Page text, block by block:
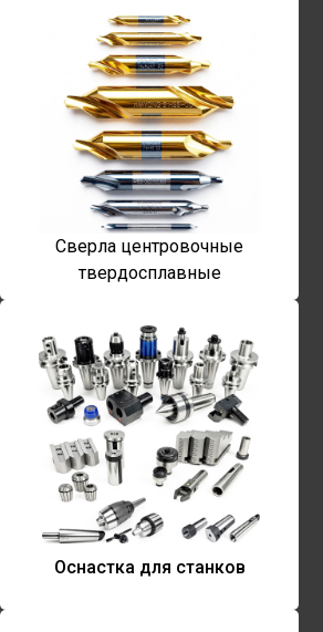
Сверла центровочные
твердосплавные
Оснастка для станков